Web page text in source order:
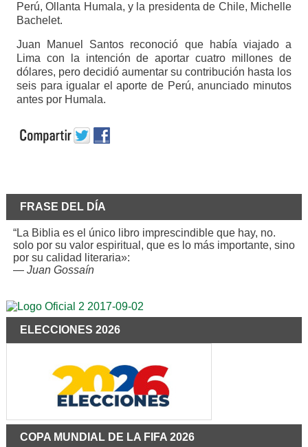
Perú, Ollanta Humala, y la presidenta de Chile, Michelle
Bachelet.
Juan Manuel Santos reconoció que había viajado a
Lima con la intención de aportar cuatro millones de
dólares, pero decidió aumentar su contribución hasta los
seis para igualar el aporte de Perú, anunciado minutos
antes por Humala.
FRASE DEL DÍA
“La Biblia es el único libro imprescindible que hay, no.
solo por su valor espiritual, que es lo más importante, sino
por su calidad literaria»:
— Juan Gossaín
ELECCIONES 2026
COPA MUNDIAL DE LA FIFA 2026